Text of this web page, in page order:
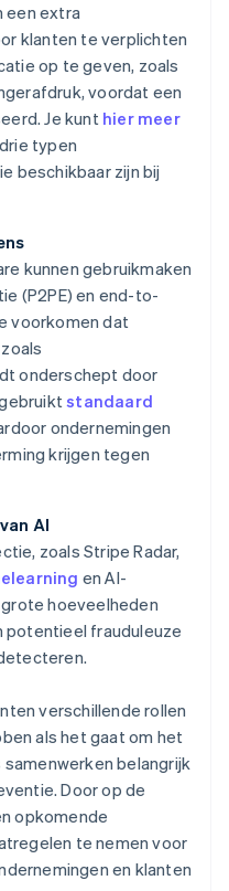
een extra
klanten te verplichten
op te geven, zoals
voordat een
Je kunt hier meer
typen
beschikbaar zijn bij
kunnen gebruikmaken
(P2PE) en end-to-
voorkomen dat
onderschept door
standaard
ondernemingen
krijgen tegen
AI
zoals Stripe Radar,
en AI-
hoeveelheden
potentieel frauduleuze
verschillende rollen
als het gaat om het
belangrijk
Door op de
opkomende
te nemen voor
en klanten